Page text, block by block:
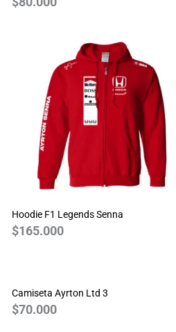
Hoodie F1 Legends Senna
$165.000
Camiseta Ayrton Ltd 3
$70.000